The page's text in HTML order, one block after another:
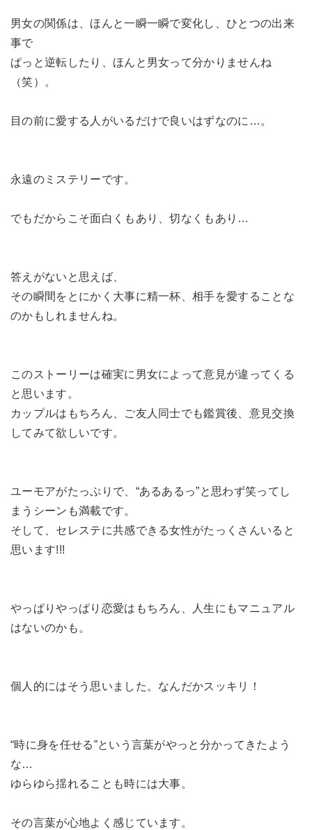
男女の関係は、ほんと一瞬一瞬で変化し、ひとつの出来
事で
ぱっと逆転したり、ほんと男女って分かりませんね
（笑）。
目の前に愛する人がいるだけで良いはずなのに…。
永遠のミステリーです。
でもだからこそ面白くもあり、切なくもあり…
答えがないと思えば、
その瞬間をとにかく大事に精一杯、相手を愛することな
のかもしれませんね。
このストーリーは確実に男女によって意見が違ってくる
と思います。
カップルはもちろん、ご友人同士でも鑑賞後、意見交換
してみて欲しいです。
ユーモアがたっぷりで、“あるあるっ”と思わず笑ってし
まうシーンも満載です。
そして、セレステに共感できる女性がたっくさんいると
思います!!!
やっぱりやっぱり恋愛はもちろん、人生にもマニュアル
はないのかも。
個人的にはそう思いました。なんだかスッキリ！
“時に身を任せる”という言葉がやっと分かってきたよう
な…
ゆらゆら揺れることも時には大事。
その言葉が心地よく感じています。